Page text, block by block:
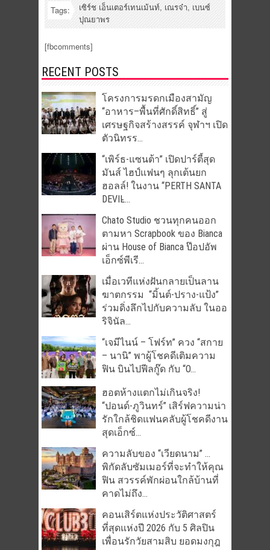
Tags: เซิร์ช เอ็นเตอร์เทนเม้นท์, เณรจ๋า, เบนซ์
ปุณยาพร
[fbcomments]
RECENT POSTS
โครงการมรดกเมืองสามัญ
“อาหาร–พื้นที่ศักดิ์สิทธิ์” สู่
เศรษฐกิจสร้างสรรค์ จุฬาฯ เปิด
ตัวนิทรร...
“เพิร์ธ-แซนต้า” เปิดปาร์ตี้สุด
มันส์ ไฮป์แฟนๆ ลุกเต้นยก
ฮอลล์! ในงาน “PERTH SANTA
DEVIL̵...
Chato Studio ชวนทุกคนออก
ตามหา Scrapbook ของ Bianca
ผ่าน House of Bianca ป๊อปอัพ
เอ็กซ์พีเรี...
เมื่อเวทีแห่งฝันกลายเป็นลาน
ฆาตกรรม “มิ้นต์-ปราง-แป้ง”
ร่วมดิ่งลึกไปกับความลับ ในออ
ริจินัล...
“เจมีไนน์ – โฟร์ท” ควง “สกาย
– นานิ” พาผู้โชคดีเติมความ
ฟิน บินไปฟีลกู๊ด กับ “O...
ฮอตห้างแตกไม่เกินจริง!
“ปอนด์-ภูวินทร์” เสิร์ฟความน่า
รักใกล้ชิดแฟนคลับผู้โชคดีงาน
สุดเอ็กซ์...
ความลับของ “เวียดนาม” …
พิกัดลับซัมเมอร์ที่จะทำให้คุณ
ฟิน สวรรค์พักผ่อนใกล้บ้านที่
คาดไม่ถึง...
คอนเสิร์ตแห่งประวัติศาสตร์
ที่สุดแห่งปี 2026 กับ 5 ศิลปิน
เพื่อนรักวัยสามสิบ ยอดมงกุฎ